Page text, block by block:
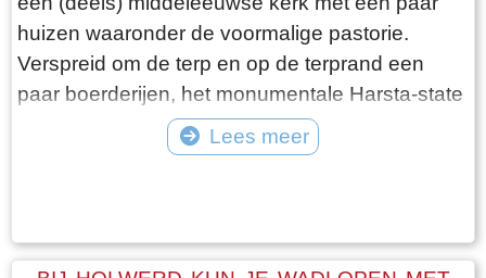
een schappelijk prijsje. Wellicht bij gebrek aan
belangstelling heeft Burgemeester van Slooten
er korte metten mee gemaakt. Opgeruimd staat
netjes moet hij hebben gedacht, terwijl hij de
deur voor de laatste keer achter zich sloot!
huizen waaronder de voormalige pastorie.
Verspreid om de terp en op de terprand een
paar boerderijen, het monumentale Harsta-state
en een dozijn huizen. Gisteren was ik er op een
druilerige dag in december. Voordeel van deze
optimaal uitzicht op de terp en haar bebouwing.
Lees meer